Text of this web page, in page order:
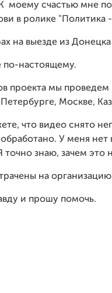
счастью мне
в ролике "Политика
на выезде из
по-настоящему.
проекта мы
Москве,
что видео снято
У меня нет
точно знаю, зачем
на
и прошу помочь.